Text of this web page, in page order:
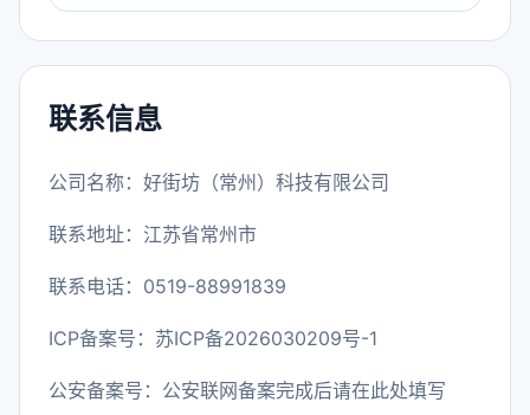
联系信息
公司名称：好街坊（常州）科技有限公司
联系地址：江苏省常州市
联系电话：0519-88991839
ICP备案号： 苏ICP备2026030209号-1
公安备案号：公安联网备案完成后请在此处填写